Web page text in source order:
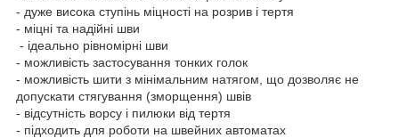
- дуже висока ступінь міцності на розрив і тертя
- міцні та надійні шви
- ідеально рівномірні шви
- можливість застосування тонких голок
- можливість шити з мінімальним натягом, що дозволяє не
допускати стягування (зморщення) швів
- відсутність ворсу і пилюки від тертя
- підходить для роботи на швейних автоматах